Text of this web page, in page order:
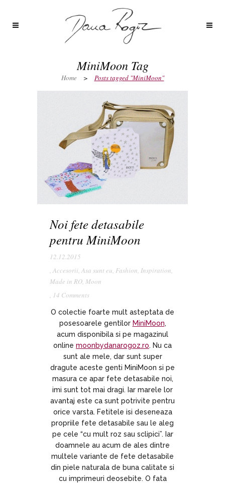
MiniMoon Tag
Home > Posts tagged "MiniMoon"
Noi fete detasabile
pentru MiniMoon
12.12.2015
, Accesorii, Asa sunt eu, Fashion, Inspiration,
Made in RO, Moon
, 14 Comments
O colectie foarte mult asteptata de
posesoarele gentilor MiniMoon,
acum disponibila si pe magazinul
online moonbydanarogoz.ro. Nu ca
sunt ale mele, dar sunt super
dragute aceste genti MiniMoon si pe
masura ce apar fete detasabile noi,
imi sunt tot mai dragi. Iar marele lor
avantaj este ca sunt potrivite pentru
orice varsta. Fetitele isi deseneaza
propriile fete detasabile sau le aleg
pe cele “cu mult roz sau sclipici”. Iar
doamnele au acum de ales dintre
multele variante de fete detasabile
din piele naturala de buna calitate si
cu imprimeuri deosebite. O fata